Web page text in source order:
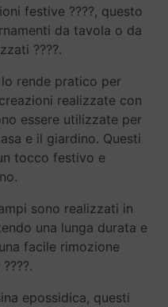
festive ????, questo
da tavola o da
????.
rende pratico per
realizzate con
essere utilizzate per
e il giardino. Questi
tocco festivo e
sono realizzati in
una lunga durata e
facile rimozione
epossidica, questi